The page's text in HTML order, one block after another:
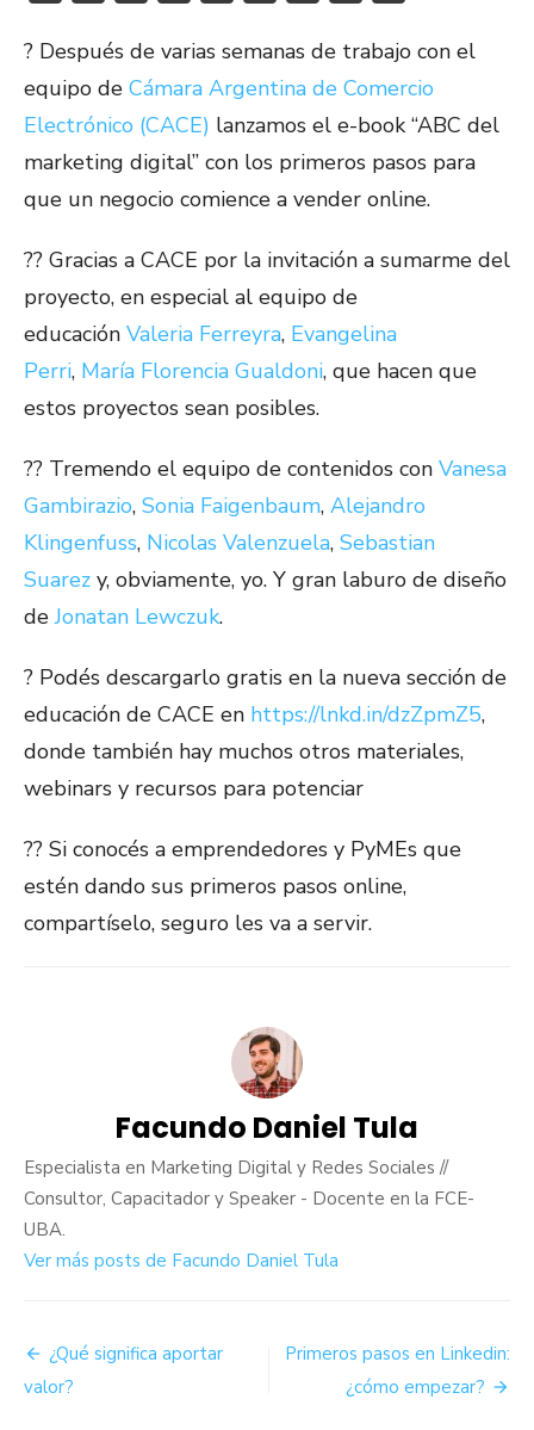
? Después de varias semanas de trabajo con el
equipo de Cámara Argentina de Comercio
Electrónico (CACE) lanzamos el e-book “ABC del
marketing digital” con los primeros pasos para
que un negocio comience a vender online.
?? Gracias a CACE por la invitación a sumarme del
proyecto, en especial al equipo de
educación Valeria Ferreyra, Evangelina
Perri, María Florencia Gualdoni, que hacen que
estos proyectos sean posibles.
?? Tremendo el equipo de contenidos con Vanesa
Gambirazio, Sonia Faigenbaum, Alejandro
Klingenfuss, Nicolas Valenzuela, Sebastian
Suarez y, obviamente, yo. Y gran laburo de diseño
deJonatan Lewczuk.
? Podés descargarlo gratis en la nueva sección de
educación de CACE en https://lnkd.in/dzZpmZ5,
donde también hay muchos otros materiales,
webinars y recursos para potenciar
?? Si conocés a emprendedores y PyMEs que
estén dando sus primeros pasos online,
compartíselo, seguro les va a servir.
Facundo Daniel Tula
Especialista en Marketing Digital y Redes Sociales //
Consultor, Capacitador y Speaker - Docente en la FCE-
UBA.
Ver más posts de Facundo Daniel Tula
Navegación
de
¿Qué significa aportar
valor?
Primeros pasos en Linkedin:
¿cómo empezar?